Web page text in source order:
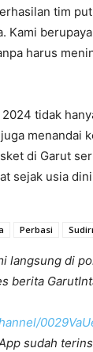
tim
Kami
harus
tidak
menandai
di Garut
sejak usia
Perbasi
langsung di
berita
sudah